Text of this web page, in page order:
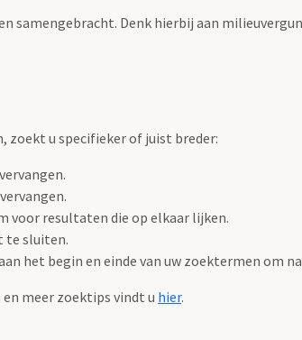
samengebracht. Denk hierbij aan
zoekt u specifieker of juist breder:
voor resultaten die op elkaar lijken.
te sluiten.
het begin en einde van uw zoektermen om
meer zoektips vindt u hier.